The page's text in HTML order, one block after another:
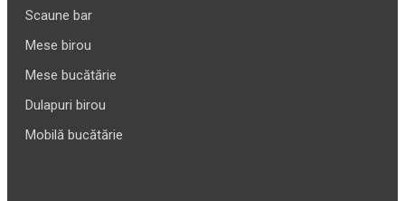
Scaune bar
Mese birou
Mese bucătărie
Dulapuri birou
Mobilă bucătărie